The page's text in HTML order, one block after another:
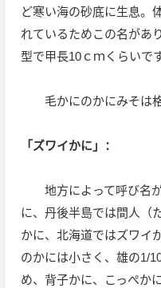
ど寒い海の砂底に生息。
れているためこの名があ
型で甲長10ｃｍくらいです
毛かにのかにみそは格
「ズワイかに」：
地方によって呼び名が
に、丹後半島では間人（
かに、北海道ではズワイ
のかには小さく、雄の1/
め、背子かに、こっぺか